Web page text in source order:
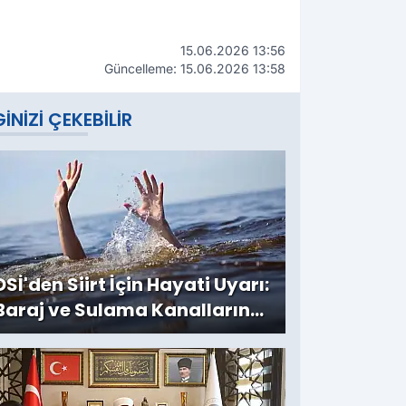
15.06.2026 13:56
Güncelleme: 15.06.2026 13:58
ÇEKEBILIR
Siirt İçin Hayati Uyarı:
ve Sulama Kanallarına